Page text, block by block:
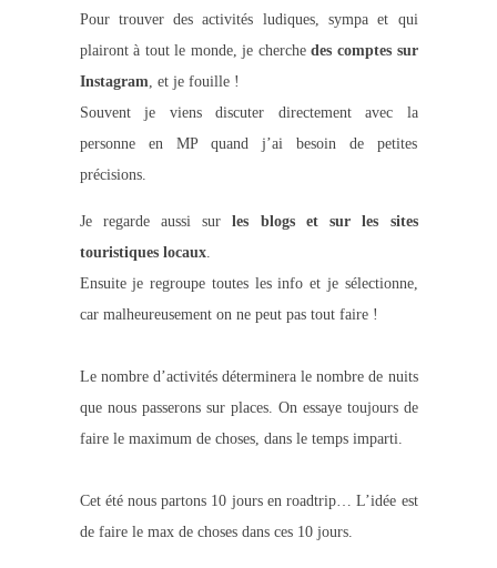
Pour trouver des activités ludiques, sympa et qui
plairont à tout le monde, je cherchedes comptes sur
Instagram , et je fouille !
Souvent je viens discuter directement avec la
personne en MP quand j’ai besoin de petites
précisions.
Je regarde aussi surles blogs et sur les sites
touristiques locaux.
Ensuite je regroupe toutes les info et je sélectionne,
car malheureusement on ne peut pas tout faire !
Le nombre d’activités déterminera le nombre de nuits
que nous passerons sur places. On essaye toujours de
faire le maximum de choses, dans le temps imparti.
Cet été nous partons 10 jours en roadtrip… L’idée est
de faire le max de choses dans ces 10 jours.